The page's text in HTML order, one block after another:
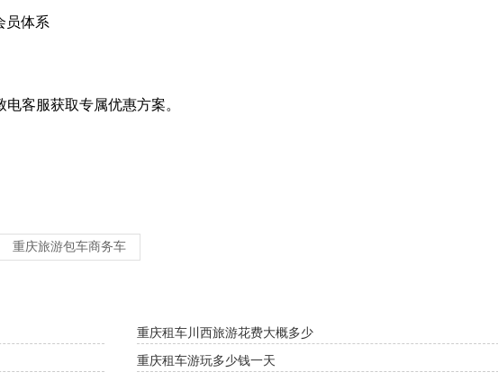
体系
电客服获取专属优惠方案。
重庆旅游包车商务车
重庆租车川西旅游花费大概多少
重庆租车游玩多少钱一天